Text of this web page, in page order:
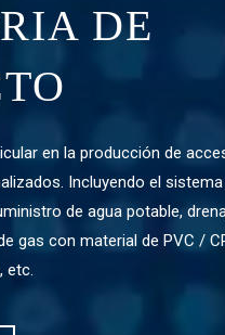
DE
en la producción de
Incluyendo el sistema
de agua potable,
gas con material de PVC /
etc.